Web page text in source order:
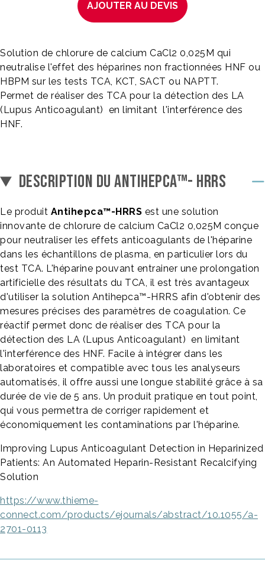
AJOUTER AU DEVIS
Solution de chlorure de calcium CaCl2 0,025M qui
neutralise l'effet des héparines non fractionnées HNF ou
HBPM sur les tests TCA, KCT, SACT ou NAPTT.
Permet de réaliser des TCA pour la détection des LA
(Lupus Anticoagulant) en limitant l'interférence des
HNF.
DESCRIPTION DU ANTIHEPCA™- HRRS
Le produit Antihepca™-HRRS est une solution
innovante de chlorure de calcium CaCl2 0,025M conçue
pour neutraliser les effets anticoagulants de l'héparine
dans les échantillons de plasma, en particulier lors du
test TCA. L'héparine pouvant entrainer une prolongation
artificielle des résultats du TCA, il est très avantageux
d'utiliser la solution Antihepca™-HRRS afin d'obtenir des
mesures précises des paramètres de coagulation. Ce
réactif permet donc de réaliser des TCA pour la
détection des LA (Lupus Anticoagulant) en limitant
l'interférence des HNF. Facile à intégrer dans les
laboratoires et compatible avec tous les analyseurs
automatisés, il offre aussi une longue stabilité grâce à sa
durée de vie de 5 ans. Un produit pratique en tout point,
qui vous permettra de corriger rapidement et
économiquement les contaminations par l'héparine.
Improving Lupus Anticoagulant Detection in Heparinized
Patients: An Automated Heparin-Resistant Recalcifying
Solution
https://www.thieme-
connect.com/products/ejournals/abstract/10.1055/a-
2701-0113